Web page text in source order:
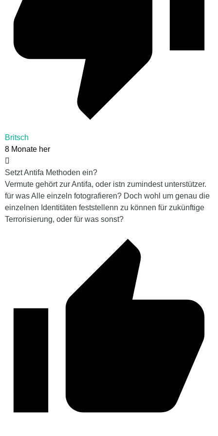
Britsch
8 Monate her
Setzt Antifa Methoden ein?
Vermute gehört zur Antifa, oder istn zumindest unterstützer.
für was Alle einzeln fotografieren? Doch wohl um genau die
einzelnen Identitäten feststellenn zu können für zukünftige
Terrorisierung, oder für was sonst?